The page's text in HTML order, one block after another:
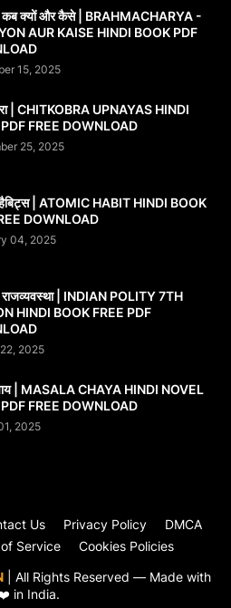
कब क्यों और कैसे | BRAHMACHARYA -
AUR KAISE HINDI BOOK PDF
15, 2025
| CHITKOBRA UPNAYAS HINDI
FREE DOWNLOAD
25, 2025
हैबिट्स | ATOMIC HABIT HINDI BOOK
DOWNLOAD
04, 2025
राजव्यवस्था | INDIAN POLITY 7TH
HINDI BOOK FREE PDF
2025
| MASALA CHAYA HINDI NOVEL
FREE DOWNLOAD
2025
| All Rights Reserved — Made with
in India.
Us Privacy Policy
DMCA
Service Cookies Policies